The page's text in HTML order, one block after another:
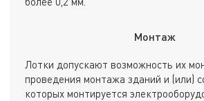
Монтаж
Лотки допускают возможность их
проведения монтажа зданий и (или)
которых монтируется